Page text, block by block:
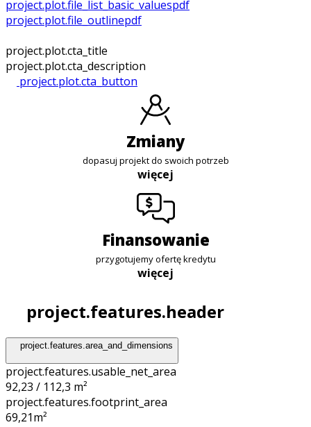
project.plot.file_list_basic_valuespdf
project.plot.file_outlinepdf
project.plot.cta_title
project.plot.cta_description
project.plot.cta_button
zmiany
dopasuj projekt do swoich potrzeb
więcej
finansowanie
przygotujemy ofertę kredytu
więcej
project.features.header
project.features.area_and_dimensions
project.features.usable_net_area
92,23 / 112,3 m²
project.features.footprint_area
69,21m²